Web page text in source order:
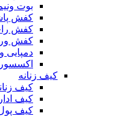
بوت
کفش
کفش
کفش
دمپایی
کیف زنانه
کیف
کیف
کیف